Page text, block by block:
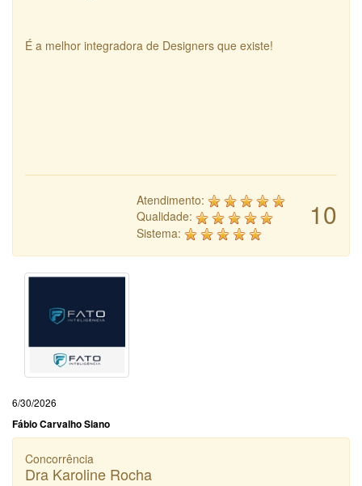
É a melhor integradora de Designers que existe!
10
Atendimento:
Qualidade:
Sistema:
6/30/2026
Fábio Carvalho Siano
Concorrência
Dra Karoline Rocha